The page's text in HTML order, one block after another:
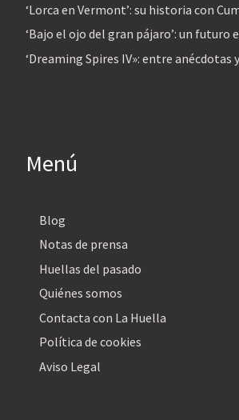
‘Lorca en Vermont’: su historia con
‘Bajo el ojo del gran pájaro’: un futuro
‘Dreaming Spires IV»: entre anécdotas
Menú
Blog
Notas de prensa
Huellas del pasado
Quiénes somos
Contacta con La Huella
Política de cookies
Aviso Legal